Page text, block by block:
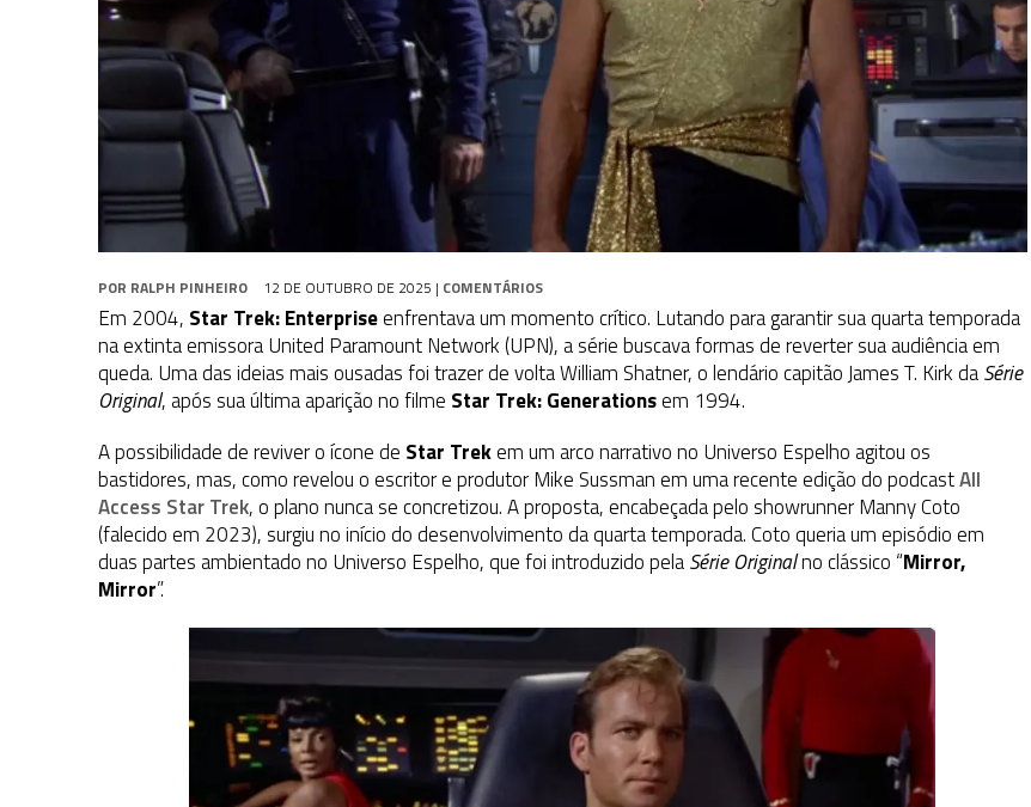
POR RALPH PINHEIRO 12 DE OUTUBRO DE 2025 | COMENTÁRIOS
Em 2004, Star Trek: Enterpriseenfrentava um momento crítico. Lutando para garantir sua quarta temporada
na extinta emissora United Paramount Network (UPN), a série buscava formas de reverter sua audiência em
queda. Uma das ideias mais ousadas foi trazer de volta William Shatner, o lendário capitão James T. Kirk daSérie
Original, após sua última aparição no filme Star Trek: Generationsem 1994.
A possibilidade de reviver o ícone de Star Trekem um arco narrativo no Universo Espelho agitou os
bastidores, mas, como revelou o escritor e produtor Mike Sussman em uma recente edição do podcastAll
Access Star Trek, o plano nunca se concretizou.A proposta, encabeçada pelo showrunner Manny Coto
(falecido em 2023), surgiu no início do desenvolvimento da quarta temporada. Coto queria um episódio em
duas partes ambientado no Universo Espelho, que foi introduzido pelaSérie Originalno clássico “Mirror,
Mirror”.